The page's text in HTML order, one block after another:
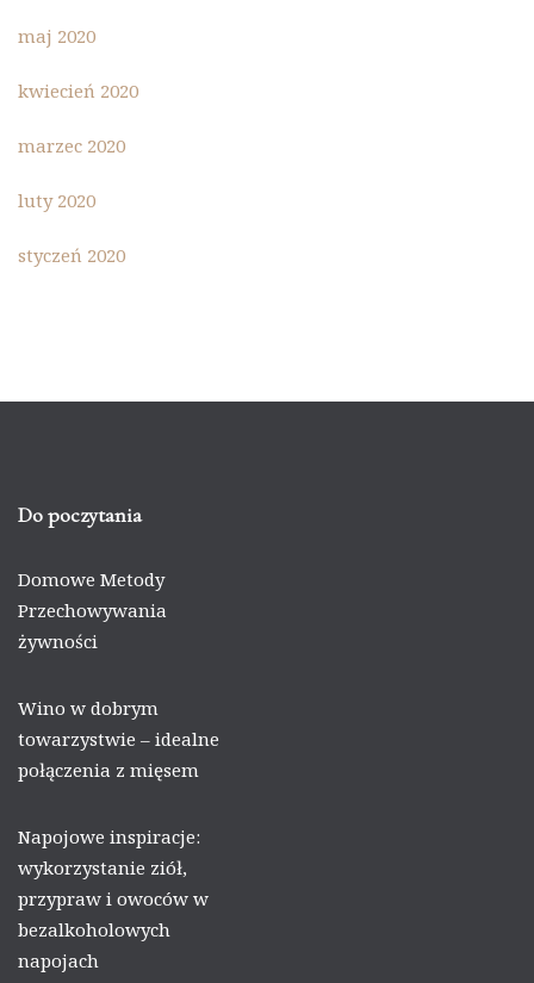
maj 2020
kwiecień 2020
marzec 2020
luty 2020
styczeń 2020
Do poczytania
Domowe Metody
Przechowywania
żywności
Wino w dobrym
towarzystwie – idealne
połączenia z mięsem
Napojowe inspiracje:
wykorzystanie ziół,
przypraw i owoców w
bezalkoholowych
napojach